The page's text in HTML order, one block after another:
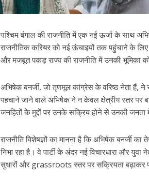
पश्चिम बंगाल की राजनीति में एक नई ऊर्जा के साथ
राजनीतिक करियर को नई ऊंचाइयों तक पहुंचाने के
और मजबूत पकड़ राज्य की राजनीति में उनकी भूमिका
अभिषेक बनर्जी, जो तृणमूल कांग्रेस के वरिष्ठ नेता हैं,
पहचाने जाने वाले अभिषेक ने न केवल क्षेत्रीय स्तर पर
जनहितों के मुद्दों पर उनके सक्रिय होने से उनकी
राजनीति विशेषज्ञों का मानना है कि अभिषेक बनर्जी
निभा रहा है। वे पार्टी के अंदर नई विचारधारा और
सुधारों और grassroots स्तर पर सक्रियता बढ़ाकर